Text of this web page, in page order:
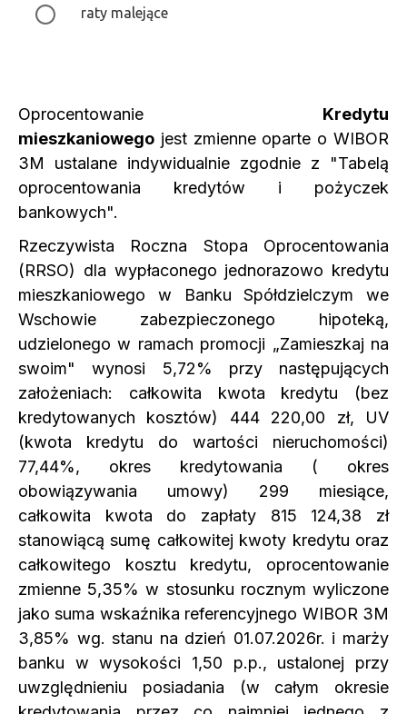
Oprocentowanie Kredytu
mieszkaniowego jest zmienne oparte o WIBOR
3M ustalane indywidualnie zgodnie z "Tabelą
oprocentowania kredytów i pożyczek
bankowych".
Rzeczywista Roczna Stopa Oprocentowania
(RRSO) dla wypłaconego jednorazowo kredytu
mieszkaniowego w Banku Spółdzielczym we
Wschowie zabezpieczonego hipoteką,
udzielonego w ramach promocji „Zamieszkaj na
swoim" wynosi 5,72% przy następujących
założeniach: całkowita kwota kredytu (bez
kredytowanych kosztów) 444 220,00 zł, UV
(kwota kredytu do wartości nieruchomości)
77,44%, okres kredytowania ( okres
obowiązywania umowy) 299 miesiące,
całkowita kwota do zapłaty 815 124,38 zł
stanowiącą sumę całkowitej kwoty kredytu oraz
całkowitego kosztu kredytu, oprocentowanie
zmienne 5,35% w stosunku rocznym wyliczone
jako suma wskaźnika referencyjnego WIBOR 3M
3,85% wg. stanu na dzień 01.07.2026r. i marży
banku w wysokości 1,50 p.p., ustalonej przy
uwzględnieniu posiadania (w całym okresie